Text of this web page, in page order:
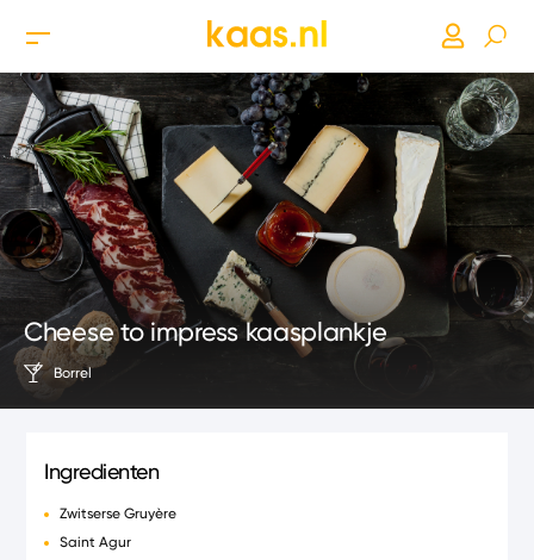
Cheese to impress kaasplankje
Borrel
Ingredienten
Zwitserse Gruyère
Saint Agur